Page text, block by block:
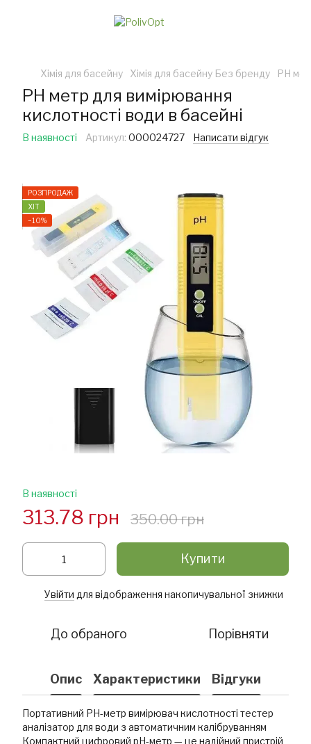
Хімія для басейну Хімія для басейну Без бренду PH
PH метр для вимірювання
кислотності води в басейні
В наявності Артикул: 000024727 Написати відгук
РОЗПРОДАЖ
ХІТ
−10%
В наявності
313.78 грн 350.00 грн
Купити
Увійти для відображення накопичувальної знижки
До обраного Порівняти
Опис Характеристики Відгуки
Портативний PH-метр вимірювач кислотності тестер
аналізатор для води з автоматичним калібруванням
Компактний цифровий pH-метр — це надійний пристрій